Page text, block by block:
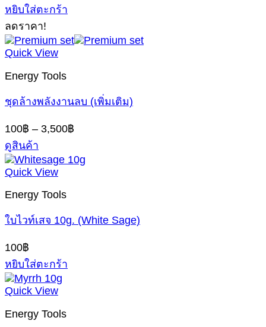
หยิบใส่ตะกร้า
ลดราคา!
Quick View
Energy Tools
ชุดล้างพลังงานลบ (เพิ่มเติม)
100฿ – 3,500฿
through
ดูสินค้า
Quick View
Energy Tools
ใบไวท์เสจ 10g. (White Sage)
100฿
หยิบใส่ตะกร้า
Quick View
Energy Tools